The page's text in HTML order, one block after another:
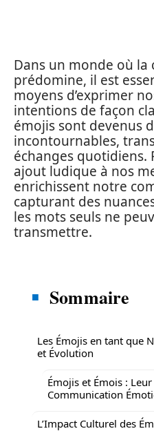
Dans un monde où
prédomine, il est
moyens d’exprimer
intentions de façon
émojis sont devenus
incontournables,
échanges quotidiens.
ajout ludique à nos
enrichissent notre
capturant des
les mots seuls ne
transmettre.
Sommaire
Les Émojis en tant que
et Évolution
Émojis et Émois :
Communication
L’Impact Culturel des